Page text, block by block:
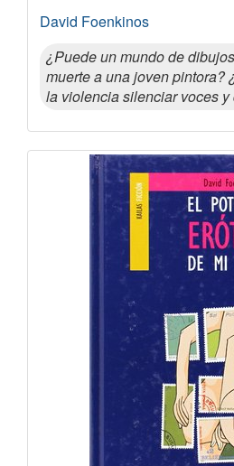
David Foenkinos
¿Puede un mundo de
muerte a una joven pintora?
la violencia silenciar voces